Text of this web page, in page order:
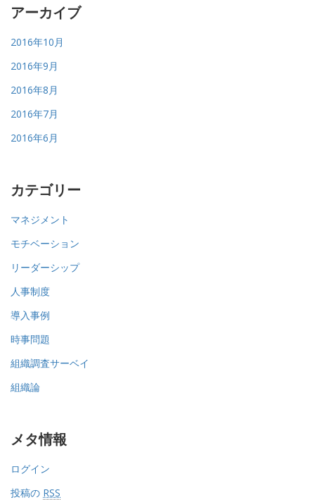
アーカイブ
2016年10月
2016年9月
2016年8月
2016年7月
2016年6月
カテゴリー
マネジメント
モチベーション
リーダーシップ
人事制度
導入事例
時事問題
組織調査サーベイ
組織論
メタ情報
ログイン
投稿の RSS